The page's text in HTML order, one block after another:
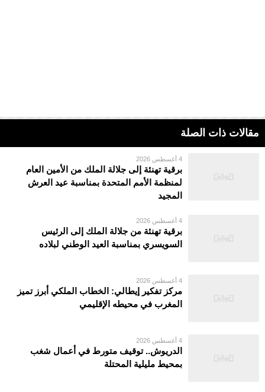
مقالات ذات الصلة
4 أغسطس 2026
برقية تهنئة إلى جلالة الملك من الأمين العام
لمنظمة الأمم المتحدة بمناسبة عيد العرش
المجيد
4 أغسطس 2026
برقية تهنئة من جلالة الملك إلى الرئيس
السويسري بمناسبة العيد الوطني لبلاده
4 أغسطس 2026
مركز تفكير إيطالي: الخطاب الملكي أبرز تميز
المغرب في محيطه الإقليمي
4 أغسطس 2026
الدريوش.. توقيف متورط في أعمال شغب
بمحيط مليلية المحتلة